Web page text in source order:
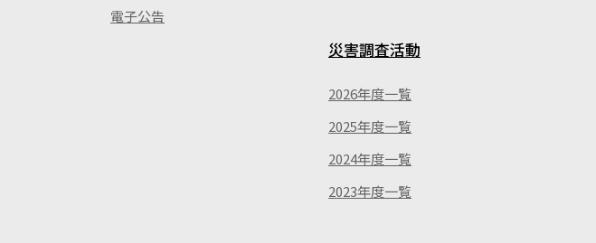
電子公告
災害調査活動
2026年度一覧
2025年度一覧
2024年度一覧
2023年度一覧